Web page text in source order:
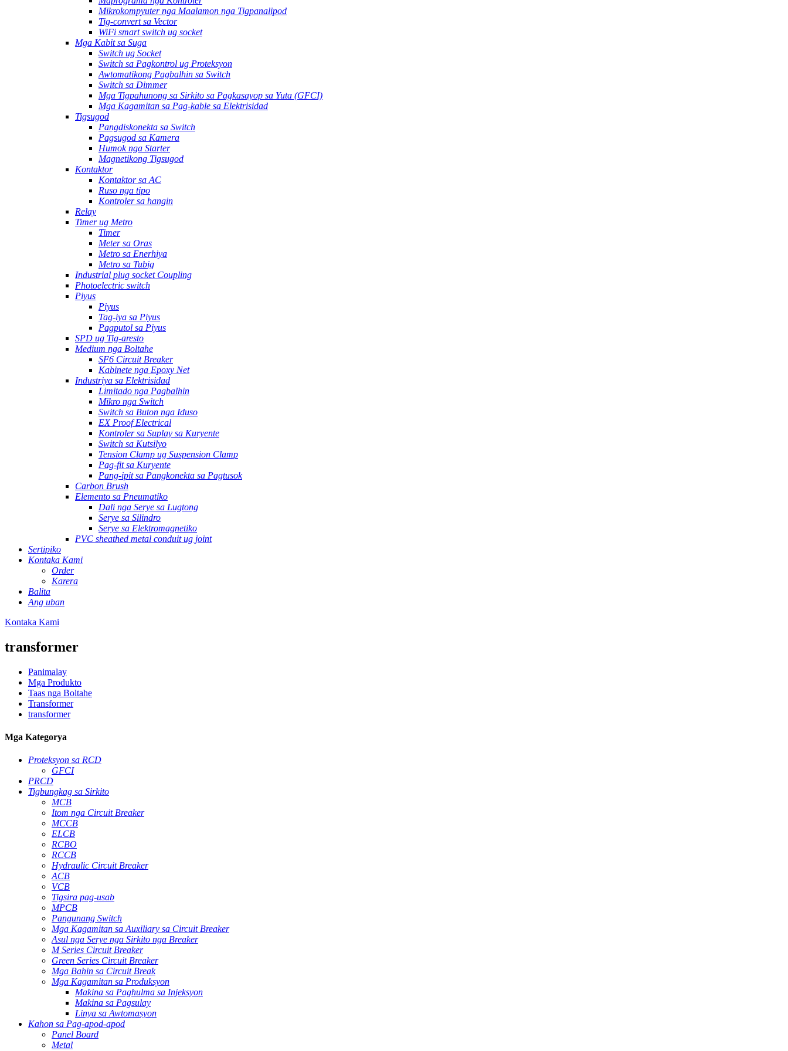
Mikrokompyuter nga Maalamon nga Tigpanalipod
Tig-convert sa Vector
WiFi smart switch ug socket
Mga Kabit sa Suga
Switch ug Socket
Switch sa Pagkontrol ug Proteksyon
Awtomatikong Pagbalhin sa Switch
Switch sa Dimmer
Mga Tigpahunong sa Sirkito sa Pagkasayop sa Yuta (GFCI)
Mga Kagamitan sa Pag-kable sa Elektrisidad
Tigsugod
Pangdiskonekta sa Switch
Pagsugod sa Kamera
Humok nga Starter
Magnetikong Tigsugod
Kontaktor
Kontaktor sa AC
Ruso nga tipo
Kontroler sa hangin
Relay
Timer ug Metro
Timer
Meter sa Oras
Metro sa Enerhiya
Metro sa Tubig
Industrial plug socket Coupling
Photoelectric switch
Piyus
Piyus
Tag-iya sa Piyus
Pagputol sa Piyus
SPD ug Tig-aresto
Medium nga Boltahe
SF6 Circuit Breaker
Kabinete nga Epoxy Net
Industriya sa Elektrisidad
Limitado nga Pagbalhin
Mikro nga Switch
Switch sa Buton nga Iduso
EX Proof Electrical
Kontroler sa Suplay sa Kuryente
Switch sa Kutsilyo
Tension Clamp ug Suspension Clamp
Pag-fit sa Kuryente
Pang-ipit sa Pangkonekta sa Pagtusok
Carbon Brush
Elemento sa Pneumatiko
Dali nga Serye sa Lugtong
Serye sa Silindro
Serye sa Elektromagnetiko
PVC sheathed metal conduit ug joint
Sertipiko
Kontaka Kami
Order
Karera
Balita
Ang uban
Kontaka Kami
transformer
Panimalay
Mga Produkto
Taas nga Boltahe
Transformer
transformer
Mga Kategorya
Proteksyon sa RCD
GFCI
PRCD
Tigbungkag sa Sirkito
MCB
Itom nga Circuit Breaker
MCCB
ELCB
RCBO
RCCB
Hydraulic Circuit Breaker
ACB
VCB
Tigsira pag-usab
MPCB
Pangunang Switch
Mga Kagamitan sa Auxiliary sa Circuit Breaker
Asul nga Serye nga Sirkito nga Breaker
M Series Circuit Breaker
Green Series Circuit Breaker
Mga Bahin sa Circuit Break
Mga Kagamitan sa Produksyon
Makina sa Paghulma sa Injeksyon
Makina sa Pagsulay
Linya sa Awtomasyon
Kahon sa Pag-apod-apod
Panel Board
Metal